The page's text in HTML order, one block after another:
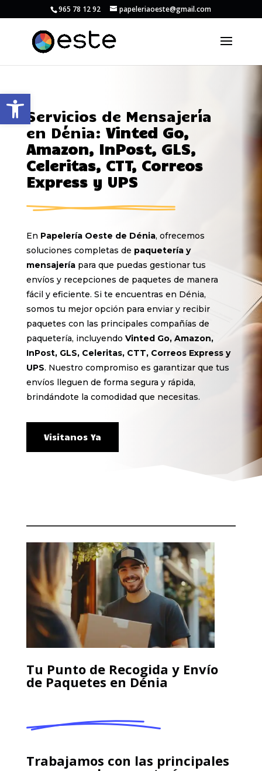
965 78 12 92 papeleriaoeste@gmail.com
Servicios de Mensajería
en Dénia: Vinted Go,
Amazon, InPost, GLS,
Celeritas, CTT, Correos
Express y UPS
En Papelería Oeste de Dénia, ofrecemos
soluciones completas de paquetería y
mensajeríapara que puedas gestionar tus
envíos y recepciones de paquetes de manera
fácil y eficiente. Si te encuentras en Dénia,
somos tu mejor opción para enviar y recibir
paquetes con las principales compañías de
paquetería, incluyendo Vinted Go, Amazon,
InPost, GLS, Celeritas, CTT, Correos Express y
UPS. Nuestro compromiso es garantizar que tus
envíos lleguen de forma segura y rápida,
brindándote la comodidad que necesitas.
Visitanos Ya
Tu Punto de Recogida y Envío
de Paquetes en Dénia
Trabajamos con las principales
Abrir barra de herramientas